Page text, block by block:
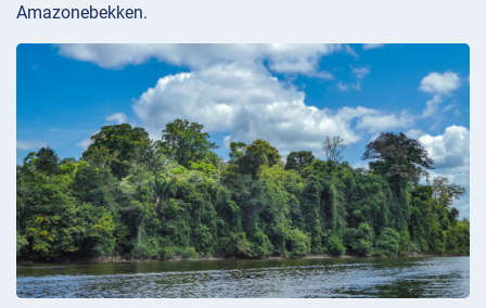
Amazonebekken.